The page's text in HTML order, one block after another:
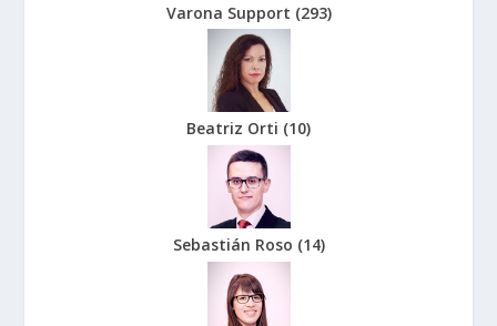
Varona Support (293)
Beatriz Orti (10)
Sebastián Roso (14)